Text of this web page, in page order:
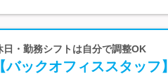
・勤務シフトは自分で調整OK
ックオフィススタッフ】